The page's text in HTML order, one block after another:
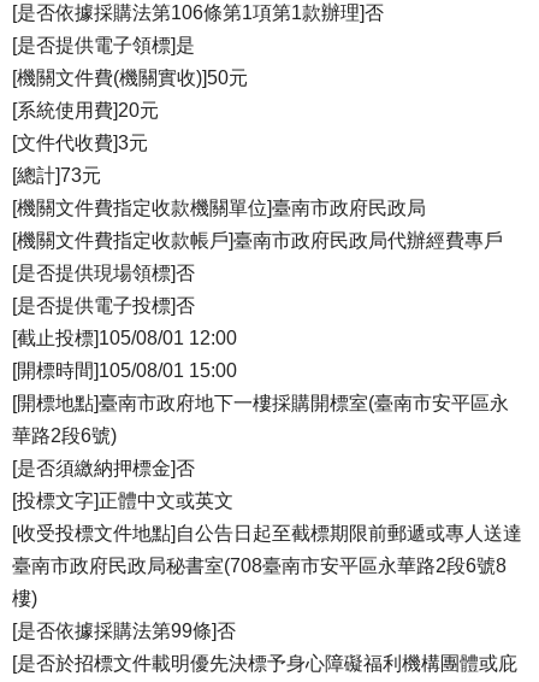
[是否依據採購法第106條第1項第1款辦理]否
[是否提供電子領標]是
[機關文件費(機關實收)]50元
[系統使用費]20元
[文件代收費]3元
[總計]73元
[機關文件費指定收款機關單位]臺南市政府民政局
[機關文件費指定收款帳戶]臺南市政府民政局代辦經費專戶
[是否提供現場領標]否
[是否提供電子投標]否
[截止投標]105/08/01 12:00
[開標時間]105/08/01 15:00
[開標地點]臺南市政府地下一樓採購開標室(臺南市安平區永
華路2段6號)
[是否須繳納押標金]否
[投標文字]正體中文或英文
[收受投標文件地點]自公告日起至截標期限前郵遞或專人送達
臺南市政府民政局秘書室(708臺南市安平區永華路2段6號8
樓)
[是否依據採購法第99條]否
[是否於招標文件載明優先決標予身心障礙福利機構團體或庇